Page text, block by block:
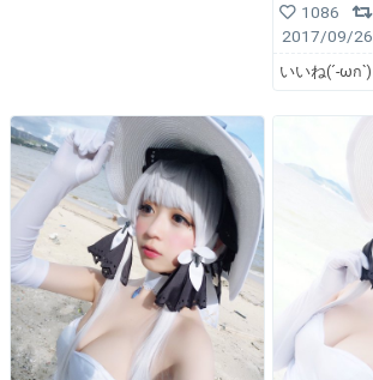
1086
2017/09/26
いいね(´-ωก`)